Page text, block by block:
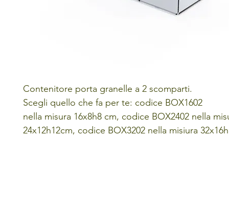
Contenitore porta granelle a 2 scomparti.
Scegli quello che fa per te: codice BOX1602
nella misura 16x8h8 cm, codice BOX2402 nella
24x12h12cm, codice BOX3202 nella misiura